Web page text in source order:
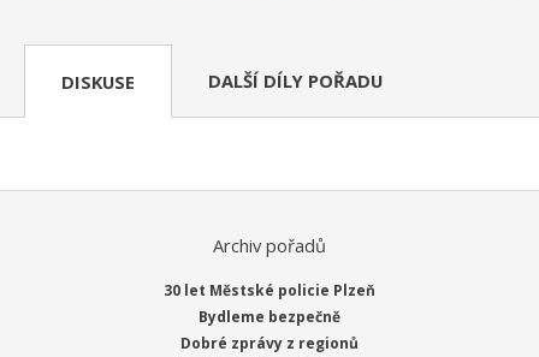
DISKUSE DALŠÍ DÍLY POŘADU
Archiv pořadů
30 let Městské policie Plzeň
Bydleme bezpečně
Dobré zprávy z regionů